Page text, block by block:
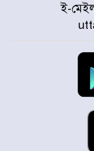
ই-